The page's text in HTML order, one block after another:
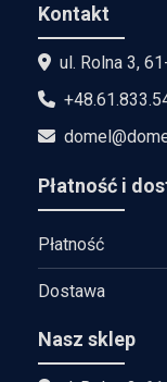
Kontakt
ul. Rolna 3,
Płatność i
Płatność
Dostawa
Nasz sklep